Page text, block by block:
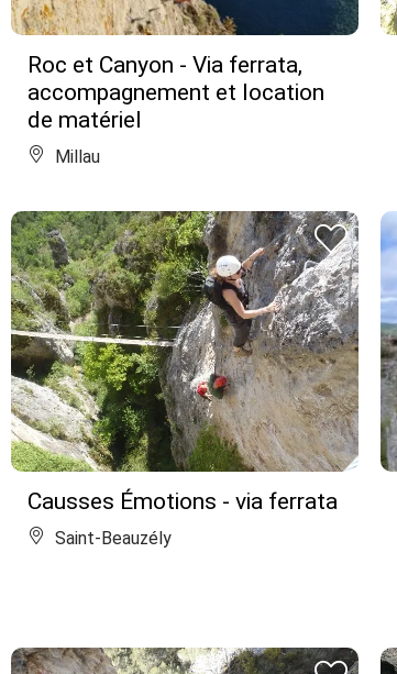
Roc et Canyon - Via ferrata,
accompagnement et location
de matériel
Millau
Causses Émotions - via ferrata
Saint-Beauzély